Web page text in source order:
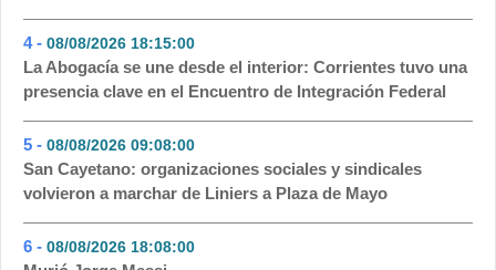
4 - 08/08/2026 18:15:00
La Abogacía se une desde el interior: Corrientes tuvo una
presencia clave en el Encuentro de Integración Federal
5 - 08/08/2026 09:08:00
San Cayetano: organizaciones sociales y sindicales
volvieron a marchar de Liniers a Plaza de Mayo
6 - 08/08/2026 18:08:00